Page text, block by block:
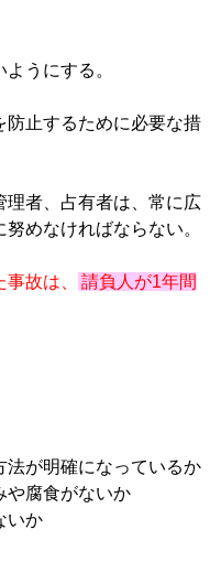
うにする。
防止するために必要な措
理者、占有者は、常に広
めなければならない。
故は、
請負人が1年間
法が明確になっているか
や腐食がないか
いか